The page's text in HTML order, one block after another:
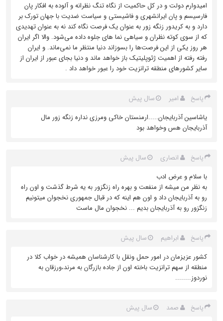
امیدوارم دولت و در کل حاکمیت از نگاه تنگ نظرانه و آلوده به افکار پان
فارسیسم و پان ایرانشهری و فاشیستی و سیاست ضدیت با جهان تورک بر
دارد و به کریدور زنگه زور به عنوان یک فرصت نگاه کند نه به عنوان تهدیدی
که از سوی کوته نظران و سیاهی نما های جلوه داده می‌شود. ‌والا اگر ایران
هر روز یکی از این فرصت‌ها را بسوزاند دنیا منتظر ما نمی‌ماند. و ایران
رفته رفته از اهمیت ژئوپلیتیک باز خواهد ماند و دنیا بجای عبور از ایران از
سایر کشورهای منطقه ترانزیت خود را عبور خواهد داد .
پاسخ امیر
سال پیش
یاشاسین آذربایجان.....ارمنستان خاکی ومرزی نداره زنگه زور مال
آذربایجان هس وخواهد بود
پاسخ انصاری
سال پیش
با سلام و عرض ادب
به نظر من میشه از منفعت و بهره راه زنگزور به یه شرط گذشت و اون راه
رو به آذربایجان داد و اون هم اینه که در قبال جمهوری نخجوان میتونیم
زنگزور رو به آذربایجان بدیم ... نخجوان مال ماست
پاسخ ابراهیم
سال پیش
کشور عزیزمان در امور حمل ونقل با کارشناسان همیشه در خواب کلا در
منطقه از سهم ترانزیت باخته اون از جاده بازرگان به مرند،ورزقان به
نوردوز........
پاسخ صمد
سال پیش